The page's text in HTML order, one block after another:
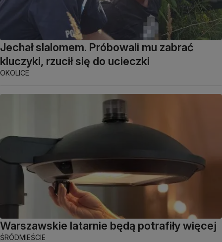
Jechał slalomem. Próbowali mu zabrać
kluczyki, rzucił się do ucieczki
OKOLICE
Warszawskie latarnie będą potrafiły więcej
ŚRÓDMIEŚCIE